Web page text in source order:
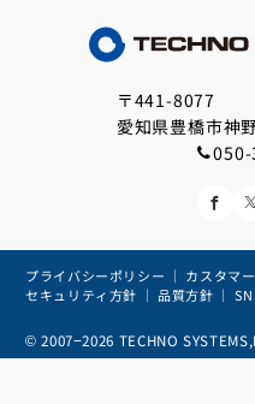
〒441-8077
愛知県豊橋市神
プライバシーポリシー ｜ カスタマ
セキュリティ方針 ｜ 品質方針 ｜
© 2007−2026 TECHNO